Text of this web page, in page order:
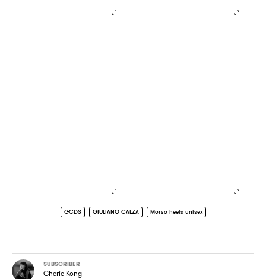
GCDS GIULIANO CALZA Morso heels unisex
SUBSCRIBER
Cherie Kong